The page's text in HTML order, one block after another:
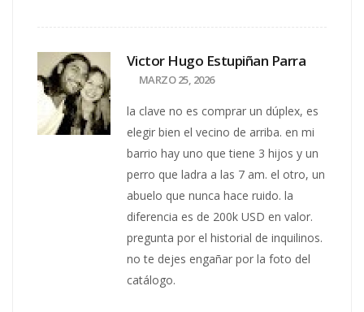
Victor Hugo Estupiñan Parra
MARZO 25, 2026
la clave no es comprar un dúplex, es
elegir bien el vecino de arriba. en mi
barrio hay uno que tiene 3 hijos y un
perro que ladra a las 7 am. el otro, un
abuelo que nunca hace ruido. la
diferencia es de 200k USD en valor.
pregunta por el historial de inquilinos.
no te dejes engañar por la foto del
catálogo.